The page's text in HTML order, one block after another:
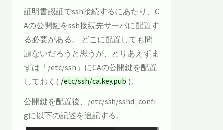
証明書認証でssh接続するにあたり、C
Aの公開鍵をssh接続先サーバに配置す
る必要がある。 どこに配置しても問
題ないだろうと思うが、とりあえずま
ずは「/etc/ssh」にCAの公開鍵を配置
しておく( /etc/ssh/ca.key.pub )。
公開鍵を配置後、/etc/ssh/sshd_confi
gに以下の記述を追記する。